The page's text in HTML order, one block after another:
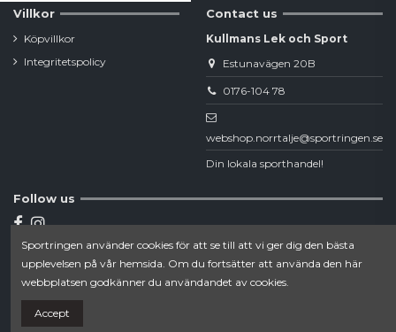
Villkor
Köpvillkor
Integritetspolicy
Contact us
Kullmans Lek och Sport
Estunavägen 20B
0176-104 78
webshop.norrtalje@sportringen.se
Din lokala sporthandel!
Follow us
Newsletter
Sportringen använder cookies för att se till att vi ger dig den bästa
upplevelsen på vår hemsida. Om du fortsätter att använda den här
webbplatsen godkänner du användandet av cookies.
Accept